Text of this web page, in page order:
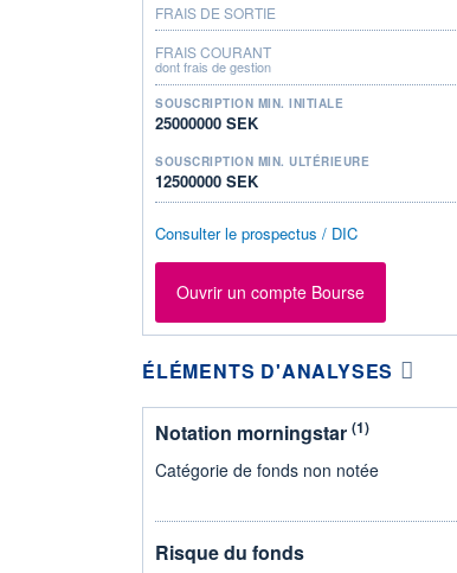
FRAIS DE SORTIE
FRAIS COURANT
dont frais de gestion
SOUSCRIPTION MIN. INITIALE
25000000 SEK
SOUSCRIPTION MIN. ULTÉRIEURE
12500000 SEK
Consulter le prospectus / DIC
Ouvrir un compte Bourse
ÉLÉMENTS D'ANALYSES
Notation morningstar (1)
Catégorie de fonds non notée
Risque du fonds